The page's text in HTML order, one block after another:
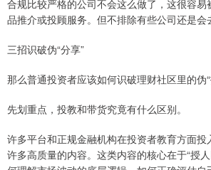
合规比较严格的公司不会这么做了，这很容
品推介或投顾服务。但不排除有些公司还是会
三招识破伪“分享”
那么普通投资者应该如何识破理财社区里的伪“
先划重点，投教和带货究竟有什么区别。
许多平台和正规金融机构在投资者教育方面投
许多高质量的内容。这类内容的核心在于“授